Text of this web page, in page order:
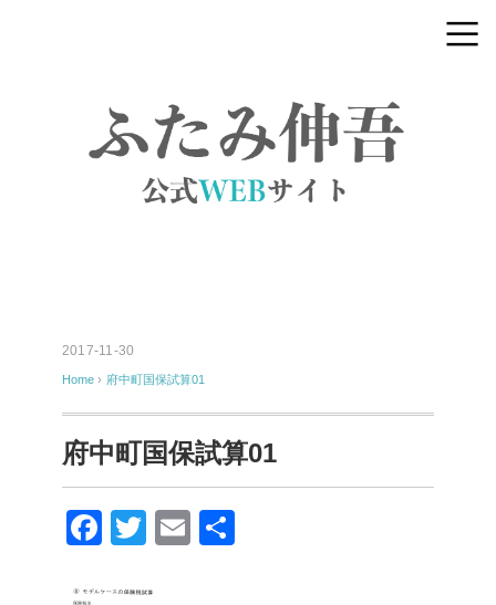
2017-11-30
Home › 府中町国保試算01
府中町国保試算01
F
T
E